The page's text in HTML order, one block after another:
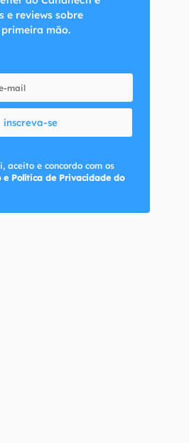
e reviews sobre
mão.
inscreva-se
aceito e concordo com os
e Política de Privacidade do